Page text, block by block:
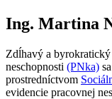
Ing. Martina
Zdĺhavý a
neschopnosti (PNka)
prostredníctvom
evidencie pracovnej